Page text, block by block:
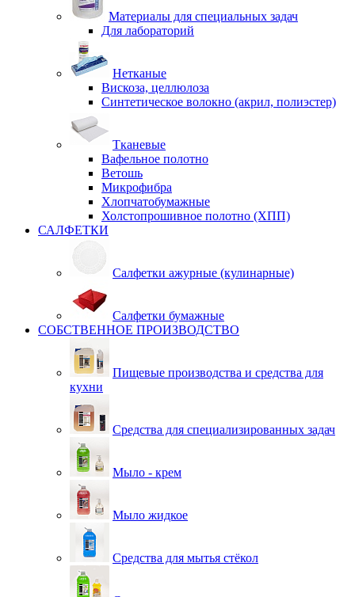
Материалы для специальных задач
Для лабораторий
Нетканые
Вискоза, целлюлоза
Синтетическое волокно (акрил, полиэстер)
Тканевые
Вафельное полотно
Ветошь
Микрофибра
Хлопчатобумажные
Холстопрошивное полотно (ХПП)
САЛФЕТКИ
Салфетки ажурные (кулинарные)
Салфетки бумажные
СОБСТВЕННОЕ ПРОИЗВОДСТВО
Пищевые производства и средства для
кухни
Средства для специализированных задач
Мыло - крем
Мыло жидкое
Средства для мытья стёкол